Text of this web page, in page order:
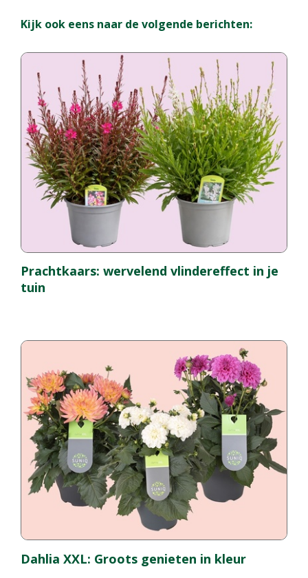
Kijk ook eens naar de volgende berichten:
Prachtkaars: wervelend vlindereffect in je
tuin
Dahlia XXL: Groots genieten in kleur